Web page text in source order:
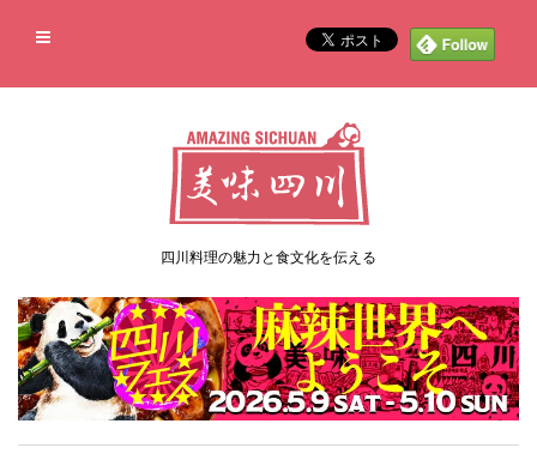
四川料理の魅力と食文化を伝える